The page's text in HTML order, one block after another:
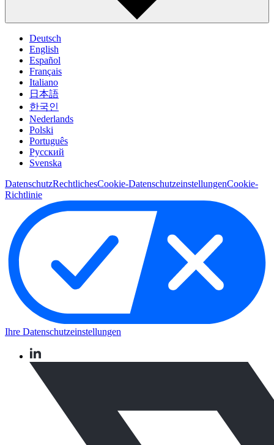
Deutsch
English
Español
Français
Italiano
日本語
한국인
Nederlands
Polski
Português
Pусский
Svenska
DatenschutzRechtlichesCookie-DatenschutzeinstellungenCookie-
Richtlinie
Ihre Datenschutzeinstellungen